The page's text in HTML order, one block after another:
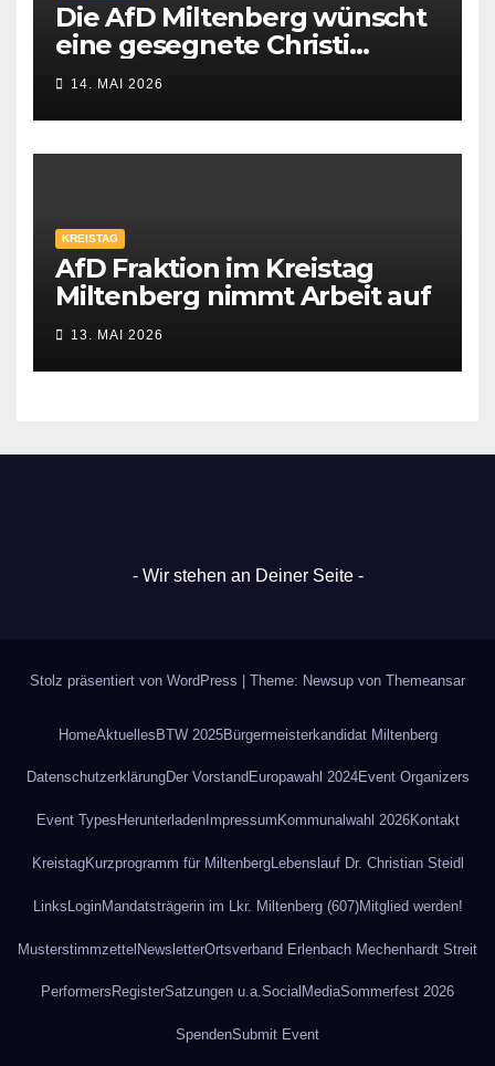
Die AfD Miltenberg wünscht
eine gesegnete Christi
Himmelfahrt
14. MAI 2026
KREISTAG
AfD Fraktion im Kreistag
Miltenberg nimmt Arbeit auf
13. MAI 2026
- Wir stehen an Deiner Seite -
Stolz präsentiert von WordPress Theme: Newsup von Themeansar
HomeAktuellesBTW 2025Bürgermeisterkandidat Miltenberg
Datenschutz­erklärungDer Vorstand Europawahl 2024Event Organizers
Event Types HerunterladenImpressum Kommunalwahl 2026Kontakt
KreistagKurzprogramm für MiltenbergLebenslauf Dr. Christian Steidl
Links LoginMandatsträgerin im Lkr. Miltenberg (607)Mitglied werden!
MusterstimmzettelNewsletterOrtsverband Erlenbach Mechenhardt Streit
Performers RegisterSatzungen u.a.SocialMediaSommerfest 2026
SpendenSubmit Event